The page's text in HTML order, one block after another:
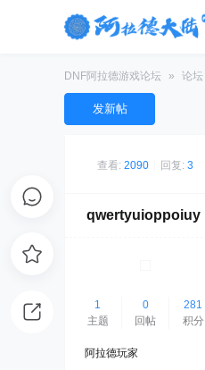
DNF阿拉德游戏论坛 » 论坛
发新帖
查看: 2090 回复: 3
qwertyuioppoiuy
1
主题
0
回帖
281
积分
阿拉德玩家